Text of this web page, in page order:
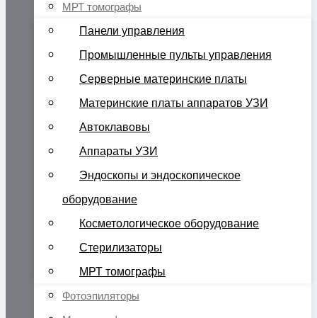
МРТ томографы
Панели управления
Промышленные пульты управления
Серверные материнские платы
Материнские платы аппаратов УЗИ
Автоклавовы
Аппараты УЗИ
Эндоскопы и эндоскопическое
оборудование
Косметологическое оборудование
Стерилизаторы
МРТ томографы
Фотоэпиляторы